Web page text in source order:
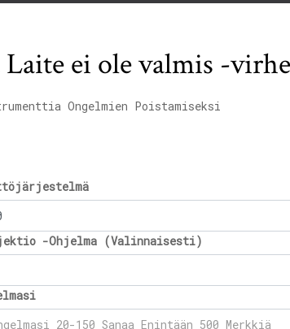
ei ole valmis -
Ongelmien Poistamiseksi
-Ohjelma (Valinnaisesti)